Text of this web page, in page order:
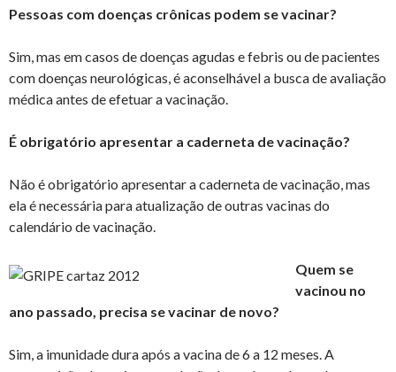
Pessoas com doenças crônicas podem se vacinar?
Sim, mas em casos de doenças agudas e febris ou de pacientes
com doenças neurológicas, é aconselhável a busca de avaliação
médica antes de efetuar a vacinação.
É obrigatório apresentar a caderneta de vacinação?
Não é obrigatório apresentar a caderneta de vacinação, mas
ela é necessária para atualização de outras vacinas do
calendário de vacinação.
Quem se
vacinou no
ano passado, precisa se vacinar de novo?
Sim, a imunidade dura após a vacina de 6 a 12 meses. A